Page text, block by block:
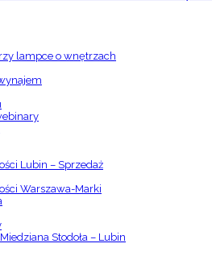
lampce o wnętrzach
Lubin – Sprzedaż
Warszawa-Marki
Stodoła – Lubin